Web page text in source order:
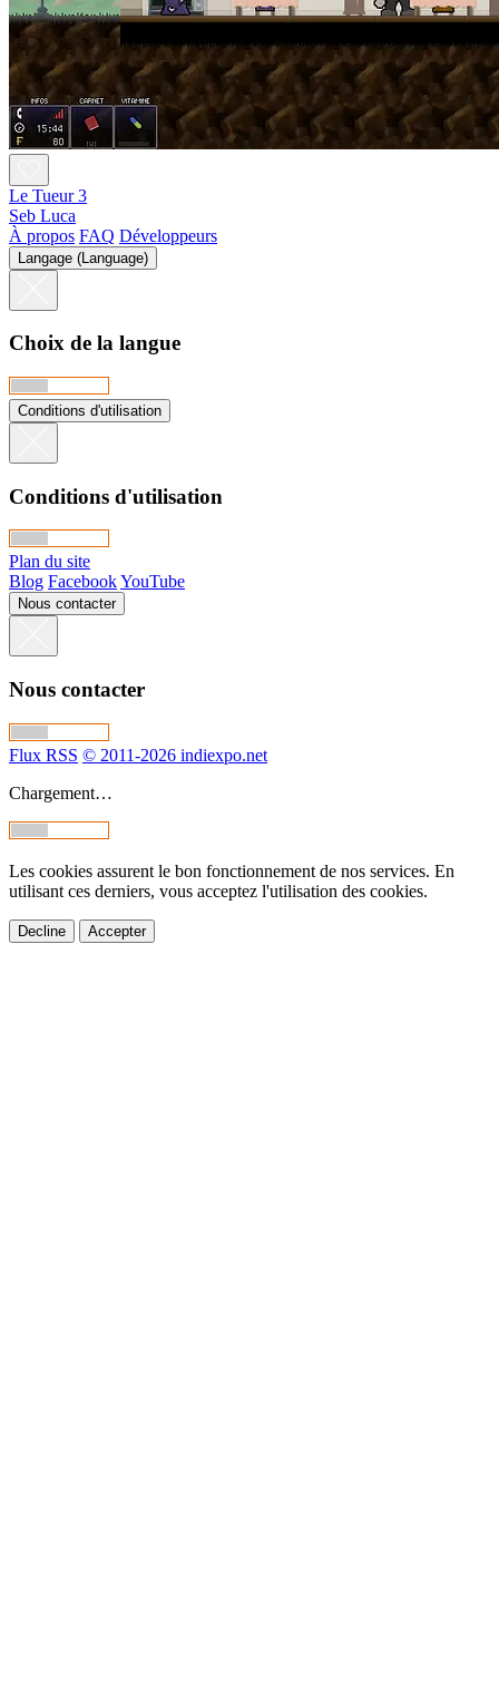
Le Tueur 3
Seb Luca
À propos FAQ Développeurs
Langage (Language)
Choix de la langue
Conditions d'utilisation
Conditions d'utilisation
Plan du site
Blog FacebookYouTube
Nous contacter
Nous contacter
Flux RSS © 2011-2026 indiexpo.net
Chargement…
Les cookies assurent le bon fonctionnement de nos services. En
utilisant ces derniers, vous acceptez l'utilisation des cookies.
Decline Accepter